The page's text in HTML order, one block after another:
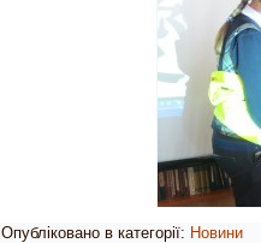
Опубліковано в категорії: Новини